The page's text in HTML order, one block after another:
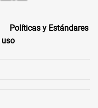
Políticas y Estándares